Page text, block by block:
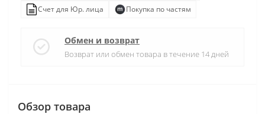
Счет для Юр. лица
Покупка по частям
Обмен и возврат
Возврат или обмен товара в течение 14 дней
Обзор товара